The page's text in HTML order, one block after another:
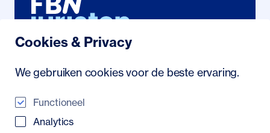
Cookies & Privacy
We gebruiken cookies voor de beste ervaring.
Functioneel
Analytics
1081 AS Amsterdam